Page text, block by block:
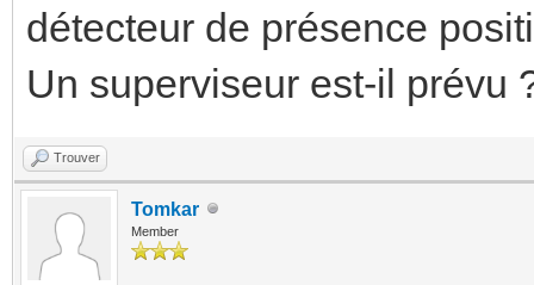
détecteur de présence
Un superviseur est-il prévu
Trouver
Tomkar
Member